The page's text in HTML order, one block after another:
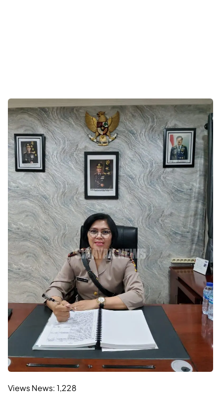
Views News: 1,228